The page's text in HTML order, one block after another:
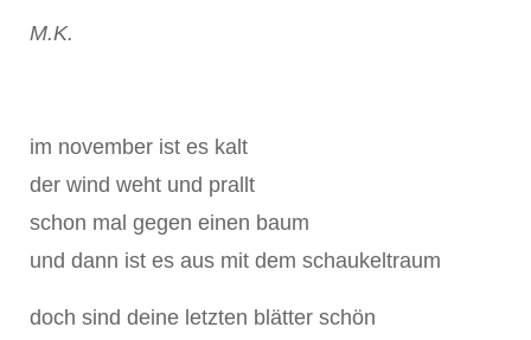
M.K.
im november ist es kalt
der wind weht und prallt
schon mal gegen einen baum
und dann ist es aus mit dem schaukeltraum
doch sind deine letzten blätter schön